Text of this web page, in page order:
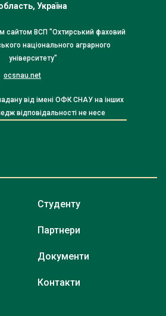
Україна
сайтом ВСП "Охтирський фаховий
національного аграрного
університету"
ocsnau.net
від імені ОФК СНАУ на інших
відповідальності не несе
Студенту
Партнери
Документи
Контакти